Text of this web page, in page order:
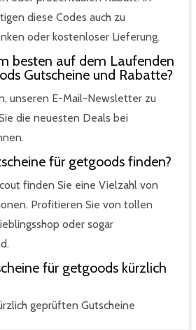
diese Codes auch zu
oder kostenloser Lieferung.
besten auf dem Laufenden
Gutscheine und Rabatte?
unseren E-Mail-Newsletter zu
die neuesten Deals bei
für getgoods finden?
finden Sie eine Vielzahl von
Profitieren Sie von tollen
oder sogar
für getgoods kürzlich
geprüften Gutscheine